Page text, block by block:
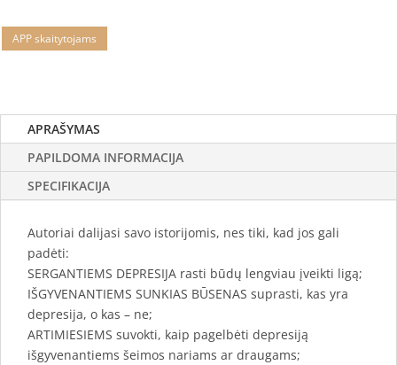
APP skaitytojams
APRAŠYMAS
PAPILDOMA INFORMACIJA
SPECIFIKACIJA
Autoriai dalijasi savo istorijomis, nes tiki, kad jos gali
padėti:
SERGANTIEMS DEPRESIJA rasti būdų lengviau įveikti ligą;
IŠGYVENANTIEMS SUNKIAS BŪSENAS suprasti, kas yra
depresija, o kas – ne;
ARTIMIESIEMS suvokti, kaip pagelbėti depresiją
išgyvenantiems šeimos nariams ar draugams;